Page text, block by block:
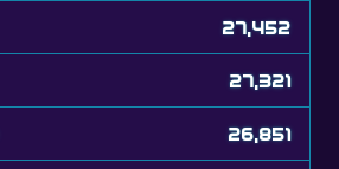
27,452
27,321
26,851